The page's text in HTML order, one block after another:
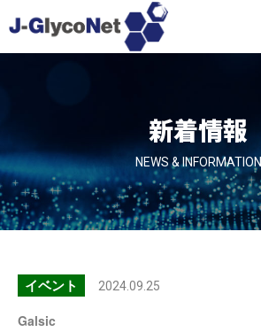
新着情報
NEWS & INFORMATION
イベント 2024.09.25
Galsic